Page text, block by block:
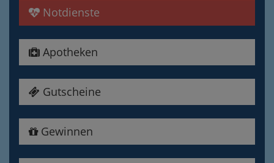
Notdienste
Apotheken
Gutscheine
Gewinnen